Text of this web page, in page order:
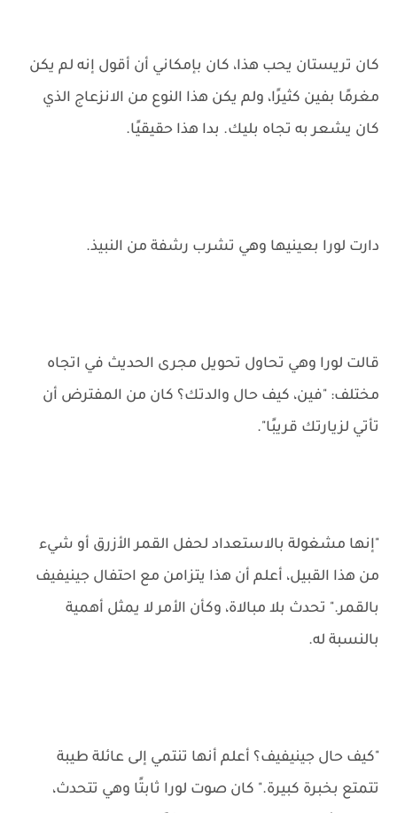
كان تريستان يحب هذا، كان بإمكاني أن أقول إنه لم يكن
مغرمًا بفين كثيرًا، ولم يكن هذا النوع من الانزعاج الذي
كان يشعر به تجاه بليك. بدا هذا حقيقيًا.
دارت لورا بعينيها وهي تشرب رشفة من النبيذ.
قالت لورا وهي تحاول تحويل مجرى الحديث في اتجاه
مختلف: "فين، كيف حال والدتك؟ كان من المفترض أن
تأتي لزيارتك قريبًا".
"إنها مشغولة بالاستعداد لحفل القمر الأزرق أو شيء
من هذا القبيل، أعلم أن هذا يتزامن مع احتفال جينيفيف
بالقمر." تحدث بلا مبالاة، وكأن الأمر لا يمثل أهمية
بالنسبة له.
"كيف حال جينيفيف؟ أعلم أنها تنتمي إلى عائلة طيبة
تتمتع بخبرة كبيرة." كان صوت لورا ثابتًا وهي تتحدث،